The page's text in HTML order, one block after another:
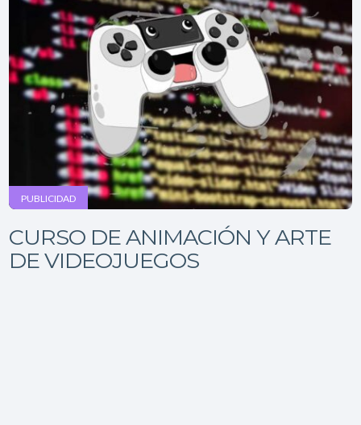
PUBLICIDAD
CURSO DE ANIMACIÓN Y ARTE
DE VIDEOJUEGOS